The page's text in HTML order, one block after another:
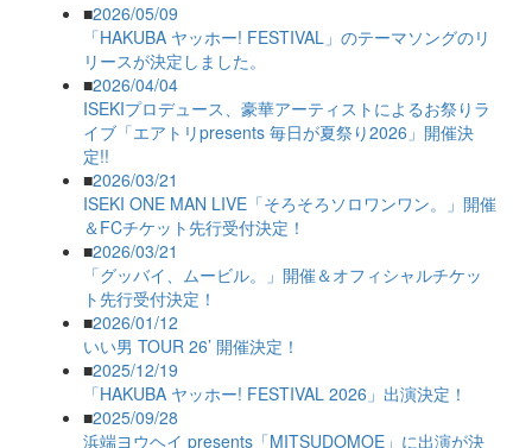
■2026/05/09
「HAKUBA ヤッホー! FESTIVAL」のテーマソングのリ
リースが決定しました。
■2026/04/04
ISEKIプロデュース、豪華アーティストによるお祭りラ
イブ「エアトリpresents 毎日が夏祭り2026」開催決
定!!
■2026/03/21
ISEKI ONE MAN LIVE「そろそろソロワンワン。」開催
＆FCチケット先行受付決定！
■2026/03/21
「グッバイ、ムービル。」開催＆オフィシャルチケッ
ト先行受付決定！
■2026/01/12
いい男 TOUR 26’ 開催決定！
■2025/12/19
「HAKUBA ヤッホー! FESTIVAL 2026」出演決定！
■2025/09/28
浜端ヨウヘイ presents「MITSUDOMOE」に出演が決